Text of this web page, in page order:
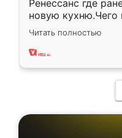
Ренессанс где
новую кухню.Чего
вполне довольна.
два года,
Читать полностью